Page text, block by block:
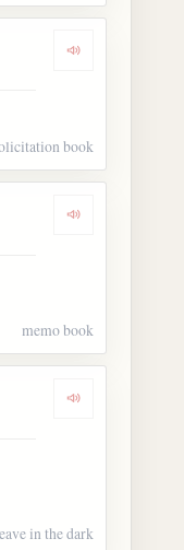
Dengarkan
book
Dengarkan
memo book
Dengarkan
in the dark